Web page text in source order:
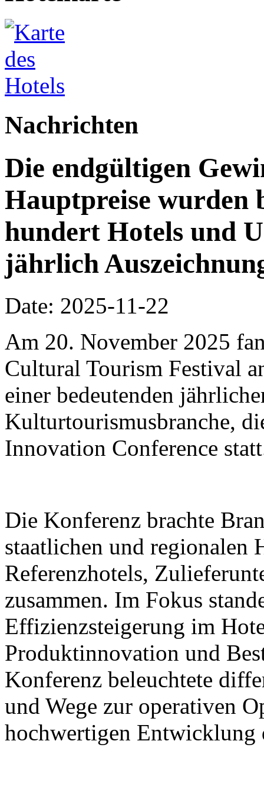
Nachrichten
Die endgültigen
Hauptpreise wurden
hundert Hotels und
jährlich
Date: 2025-11-22
Am 20. November 2025
Cultural Tourism Festival
einer bedeutenden
Kulturtourismusbranche,
Innovation Conference
Die Konferenz brachte
staatlichen und regionalen
Referenzhotels,
zusammen. Im Fokus
Effizienzsteigerung im
Produktinnovation und
Konferenz beleuchtete
und Wege zur operativen
hochwertigen Entwicklung